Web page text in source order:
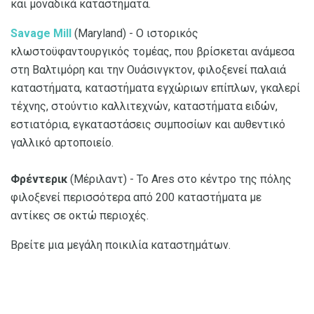
και μοναδικά καταστήματα.
Savage Mill
(Maryland) - Ο ιστορικός
κλωστοϋφαντουργικός τομέας, που βρίσκεται ανάμεσα
στη Βαλτιμόρη και την Ουάσινγκτον, φιλοξενεί παλαιά
καταστήματα, καταστήματα εγχώριων επίπλων, γκαλερί
τέχνης, στούντιο καλλιτεχνών, καταστήματα ειδών,
εστιατόρια, εγκαταστάσεις συμποσίων και αυθεντικό
γαλλικό αρτοποιείο.
Φρέντερικ (Μέριλαντ) - Το Ares στο κέντρο της πόλης
φιλοξενεί περισσότερα από 200 καταστήματα με
αντίκες σε οκτώ περιοχές.
Βρείτε μια μεγάλη ποικιλία καταστημάτων.